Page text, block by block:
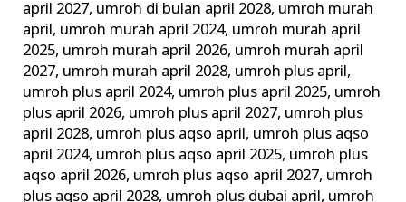
april 2027, umroh di bulan april 2028, umroh murah
april, umroh murah april 2024, umroh murah april
2025, umroh murah april 2026, umroh murah april
2027, umroh murah april 2028, umroh plus april,
umroh plus april 2024, umroh plus april 2025, umroh
plus april 2026, umroh plus april 2027, umroh plus
april 2028, umroh plus aqso april, umroh plus aqso
april 2024, umroh plus aqso april 2025, umroh plus
aqso april 2026, umroh plus aqso april 2027, umroh
plus aqso april 2028, umroh plus dubai april, umroh